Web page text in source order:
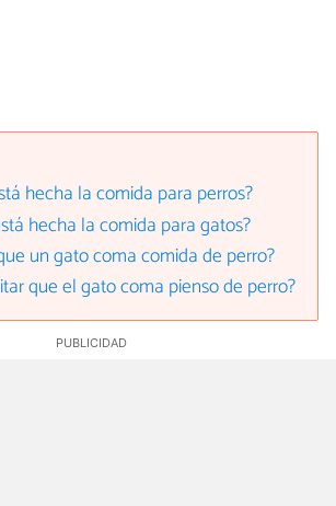
hecha la comida para perros?
hecha la comida para gatos?
un gato coma comida de perro?
que el gato coma pienso de perro?